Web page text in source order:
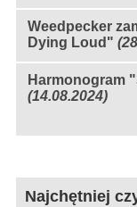
Weedpecker
Dying Loud"
Harmonogram
(14.08.2024)
Najchętniej